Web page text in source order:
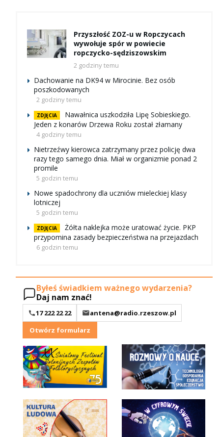
Przyszłość ZOZ-u w Ropczycach
wywołuje spór w powiecie
ropczycko-sędziszowskim
2 godziny temu
Dachowanie na DK94 w Mirocinie. Bez osób
poszkodowanych
2 godziny temu
ZDJĘCIA
Nawałnica uszkodziła Lipę Sobieskiego.
Jeden z konarów Drzewa Roku został złamany
4 godziny temu
Nietrzeźwy kierowca zatrzymany przez policję dwa
razy tego samego dnia. Miał w organizmie ponad 2
promile
5 godzin temu
Nowe spadochrony dla uczniów mieleckiej klasy
lotniczej
5 godzin temu
ZDJĘCIA
Żółta naklejka może uratować życie. PKP
przypomina zasady bezpieczeństwa na przejazdach
6 godzin temu
Byłeś świadkiem ważnego wydarzenia?
Daj nam znać!
17 222 22 22
antena@radio.rzeszow.pl
Otwórz formularz